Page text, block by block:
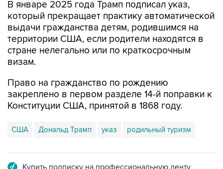
выдачи гражданства детям, родившимся на
территории США, если родители находятся в
стране нелегально или по краткосрочным
визам.
Право на гражданство по рождению
Конституции США, принятой в 1868 году.
США Дональд Трамп указ родильный туризм
Подписаться на рассылку главных новостей сайта